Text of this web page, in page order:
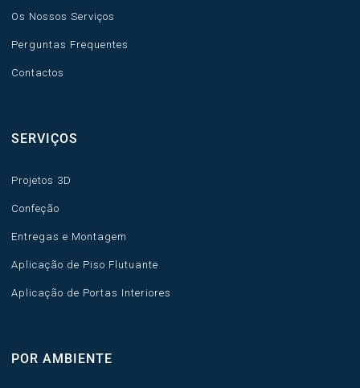
Os Nossos Serviços
Perguntas Frequentes
Contactos
SERVIÇOS
Projetos 3D
Confeção
Entregas e Montagem
Aplicação de Piso Flutuante
Aplicação de Portas Interiores
POR AMBIENTE